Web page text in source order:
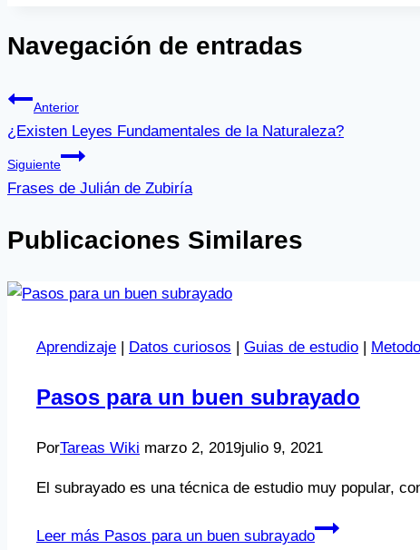
Navegación de entradas
Anterior
¿Existen Leyes Fundamentales de la Naturaleza?
Siguiente
Frases de Julián de Zubiría
Publicaciones Similares
Aprendizaje | Datos curiosos | Guias de estudio |
Pasos para un buen subrayado
PorTareas Wiki marzo 2, 2019julio 9, 2021
El subrayado es una técnica de estudio muy popular,
Leer más Pasos para un buen subrayado